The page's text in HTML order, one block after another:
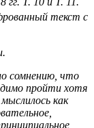
текст с
сомнению, что
пройти хотя
как